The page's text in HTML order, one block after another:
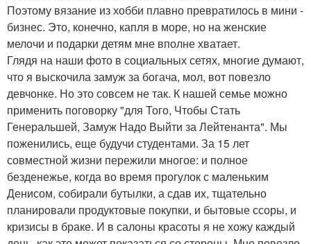
Поэтому вязание из хобби плавно превратилось в мини -
бизнес. Это, конечно, капля в море, но на женские
мелочи и подарки детям мне вполне хватает.
Глядя на наши фото в социальных сетях, многие думают,
что я выскочила замуж за богача, мол, вот повезло
девчонке. Но это совсем не так. К нашей семье можно
применить поговорку "для Того, Чтобы Стать
Генеральшей, Замуж Надо Выйти за Лейтенанта". Мы
поженились, еще будучи студентами. За 15 лет
совместной жизни пережили многое: и полное
безденежье, когда во время прогулок с маленьким
Денисом, собирали бутылки, а сдав их, тщательно
планировали продуктовые покупки, и бытовые ссоры, и
кризисы в браке. И в салоны красоты я не хожу каждый